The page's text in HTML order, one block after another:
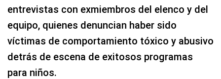
entrevistas con exmiembros del elenco y del
equipo, quienes denuncian haber sido
víctimas de comportamiento tóxico y abusivo
detrás de escena de exitosos programas
para niños.